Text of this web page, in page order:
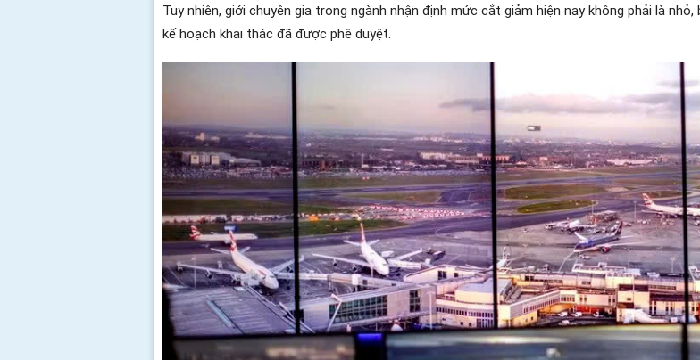
Tuy nhiên, giới chuyên gia trong ngành nhận định mức cắt giảm hiện nay không phải là
kế hoạch khai thác đã được phê duyệt.